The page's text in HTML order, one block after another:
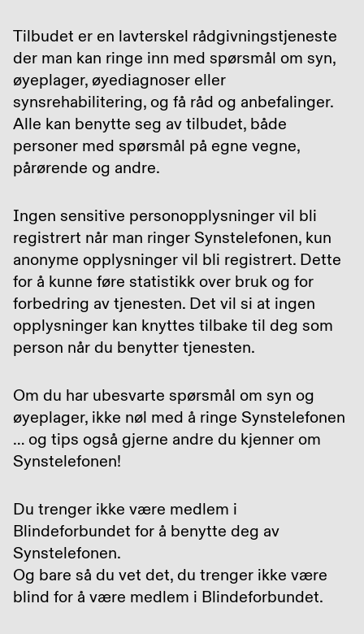
Tilbudet er en lavterskel rådgivningstjeneste
der man kan ringe inn med spørsmål om syn,
øyeplager, øyediagnoser eller
synsrehabilitering, og få råd og anbefalinger.
Alle kan benytte seg av tilbudet, både
personer med spørsmål på egne vegne,
pårørende og andre.
Ingen sensitive personopplysninger vil bli
registrert når man ringer Synstelefonen, kun
anonyme opplysninger vil bli registrert. Dette
for å kunne føre statistikk over bruk og for
forbedring av tjenesten. Det vil si at ingen
opplysninger kan knyttes tilbake til deg som
person når du benytter tjenesten.
Om du har ubesvarte spørsmål om syn og
øyeplager, ikke nøl med å ringe Synstelefonen
… og tips også gjerne andre du kjenner om
Synstelefonen!
Du trenger ikke være medlem i
Blindeforbundet for å benytte deg av
Synstelefonen.
Og bare så du vet det, du trenger ikke være
blind for å være medlem i Blindeforbundet.